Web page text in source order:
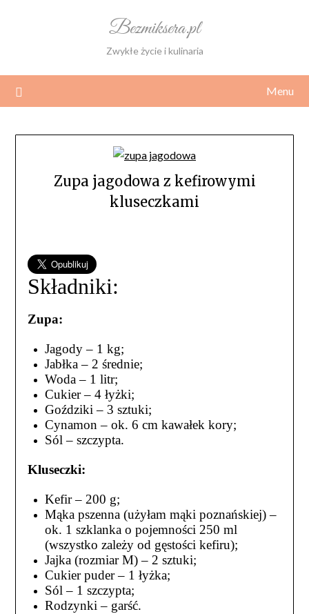
Bezmiksera.pl
Zwykłe życie i kulinaria
Menu
Zupa jagodowa z kefirowymi
kluseczkami
Składniki:
Zupa:
Jagody – 1 kg;
Jabłka – 2 średnie;
Woda – 1 litr;
Cukier – 4 łyżki;
Goździki – 3 sztuki;
Cynamon – ok. 6 cm kawałek kory;
Sól – szczypta.
Kluseczki:
Kefir – 200 g;
Mąka pszenna (użyłam mąki poznańskiej) –
ok. 1 szklanka o pojemności 250 ml
(wszystko zależy od gęstości kefiru);
Jajka (rozmiar M) – 2 sztuki;
Cukier puder – 1 łyżka;
Sól – 1 szczypta;
Rodzynki – garść.